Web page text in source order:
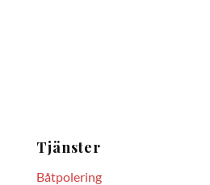
Tjänster
Båtpolering